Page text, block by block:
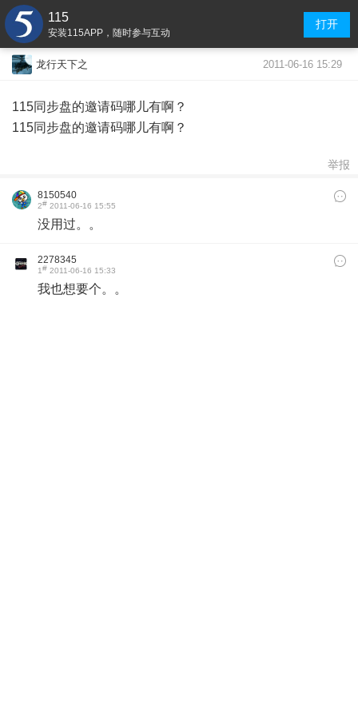
115
安装115APP，随时参与互动
打开
龙行天下之 2011-06-16 15:29
115同步盘的邀请码哪儿有啊？
115同步盘的邀请码哪儿有啊？
举报
8150540
2# 2011-06-16 15:55
没用过。。
2278345
1# 2011-06-16 15:33
我也想要个。。